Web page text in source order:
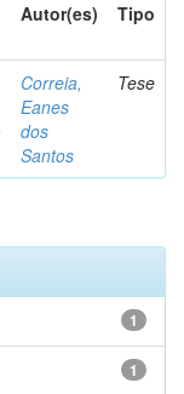
Autor(es) Tipo
Correia,
Eanes
dos
Santos
Tese
1
1